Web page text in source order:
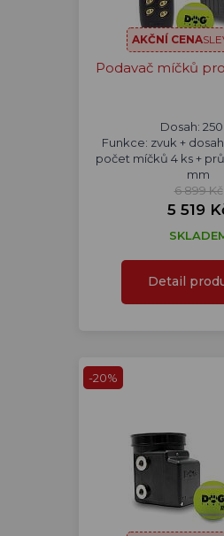
AKČNÍ CENA
Podavač míčků
Dosah:
Funkce: zvuk +
počet míčků 4 ks +
mm
6 899 Kč
5 519
Detail
-20%